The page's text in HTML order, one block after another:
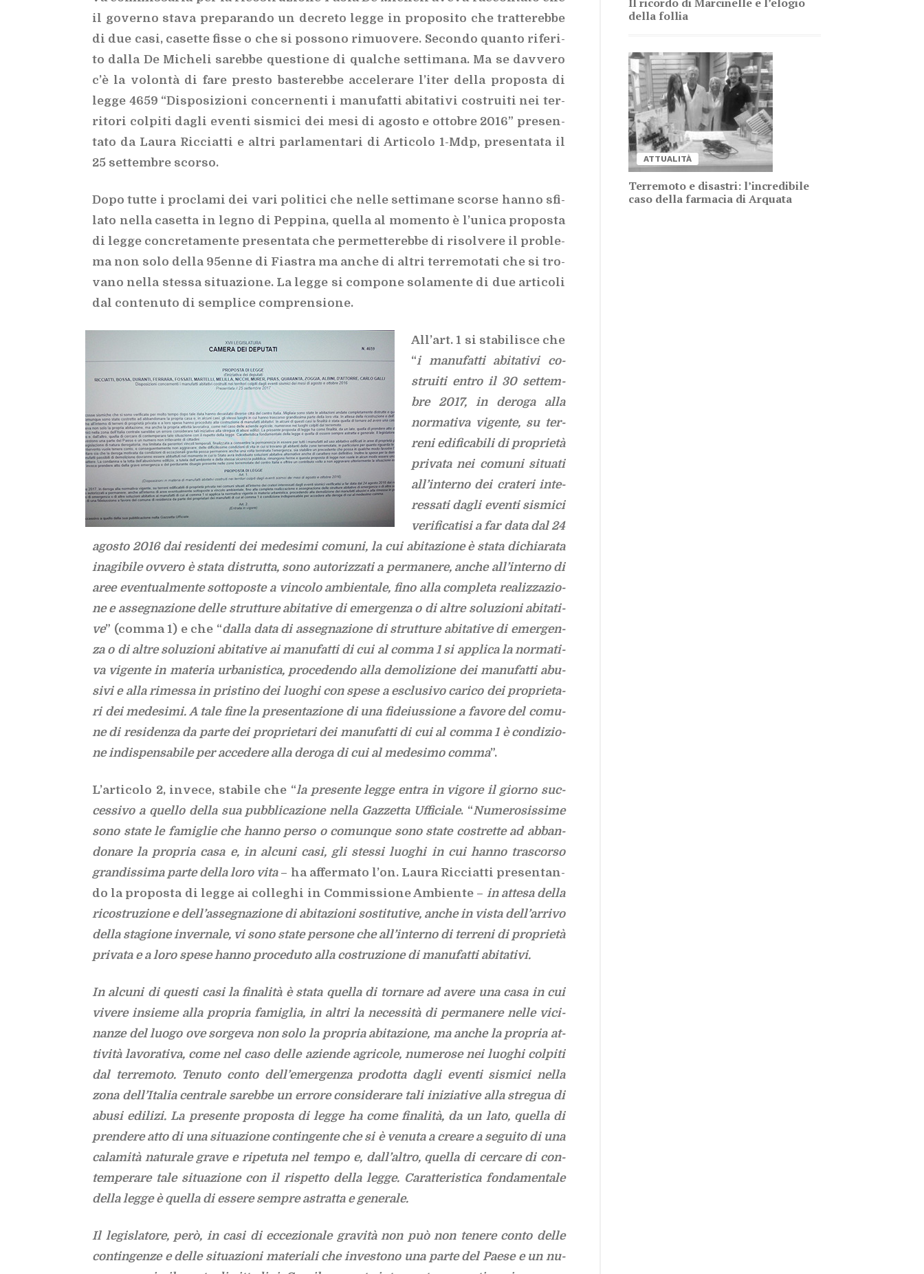
il go­ver­no sta­va pre­pa­ran­do un de­cre­to leg­ge in pro­po­si­to che trat­te­reb­be
di due casi, ca­set­te fis­se o che si pos­so­no ri­muo­ve­re. Se­con­do quan­to ri­fe­ri­
to dal­la De Mi­che­li sa­reb­be que­stio­ne di qual­che set­ti­ma­na. Ma se dav­ve­ro
c’è la vo­lon­tà di fare pre­sto ba­ste­reb­be ac­ce­le­ra­re l’i­ter del­la pro­po­sta di
leg­ge 4659 “Di­spo­si­zio­ni con­cer­nen­ti i ma­nu­fat­ti abi­ta­ti­vi co­strui­ti nei ter­
ri­to­ri col­pi­ti da­gli even­ti si­smi­ci dei mesi di ago­sto e ot­to­bre 2016” pre­sen­
ta­to da Lau­ra Ric­ciat­ti e al­tri par­la­men­ta­ri di Ar­ti­co­lo 1-Mdp, pre­sen­ta­ta il
25 set­tem­bre scor­so.
Dopo tut­te i pro­cla­mi dei vari po­li­ti­ci che nel­le set­ti­ma­ne scor­se han­no sfi­
la­to nel­la ca­set­ta in le­gno di Pep­pi­na, quel­la al mo­men­to è l’u­ni­ca pro­po­sta
di leg­ge con­cre­ta­men­te pre­sen­ta­ta che per­met­te­reb­be di ri­sol­ve­re il pro­ble­
ma non solo del­la 95en­ne di Fia­stra ma an­che di al­tri ter­re­mo­ta­ti che si tro­
va­no nel­la stes­sa si­tua­zio­ne. La leg­ge si com­po­ne so­la­men­te di due ar­ti­co­li
dal con­te­nu­to di sem­pli­ce com­pren­sio­ne.
Al­l’art. 1 si sta­bi­li­sce che
“i ma­nu­fat­ti abi­ta­ti­vi co­
strui­ti en­tro il 30 set­tem­
bre 2017, in de­ro­ga alla
nor­ma­ti­va vi­gen­te, su ter­
re­ni edi­fi­ca­bi­li di pro­prie­tà
pri­va­ta nei co­mu­ni si­tua­ti
al­l’in­ter­no dei cra­te­ri in­te­
res­sa­ti da­gli even­ti si­smi­ci
ve­ri­fi­ca­ti­si a far data dal 24
ago­sto 2016 dai re­si­den­ti dei me­de­si­mi co­mu­ni, la cui abi­ta­zio­ne è sta­ta di­chia­ra­ta
ina­gi­bi­le ov­ve­ro è sta­ta di­strut­ta, sono au­to­riz­za­ti a per­ma­ne­re, an­che al­l’in­ter­no di
aree even­tual­men­te sot­to­po­ste a vin­co­lo am­bien­ta­le, fino alla com­ple­ta rea­liz­za­zio­
ne e as­se­gna­zio­ne del­le strut­tu­re abi­ta­ti­ve di emer­gen­za o di al­tre so­lu­zio­ni abi­ta­ti­
ve” (com­ma 1) e che “dal­la data di as­se­gna­zio­ne di strut­tu­re abi­ta­ti­ve di emer­gen­
za o di al­tre so­lu­zio­ni abi­ta­ti­ve ai ma­nu­fat­ti di cui al com­ma 1 si ap­pli­ca la nor­ma­ti­
va vi­gen­te in ma­te­ria ur­ba­ni­sti­ca, pro­ce­den­do alla de­mo­li­zio­ne dei ma­nu­fat­ti abu­
si­vi e alla ri­mes­sa in pri­sti­no dei luo­ghi con spe­se a esclu­si­vo ca­ri­co dei pro­prie­ta­
ri dei me­de­si­mi. A tale fine la pre­sen­ta­zio­ne di una fi­de­ius­sio­ne a fa­vo­re del co­mu­
ne di re­si­den­za da par­te dei pro­prie­ta­ri dei ma­nu­fat­ti di cui al com­ma 1 è con­di­zio­
ne in­di­spen­sa­bi­le per ac­ce­de­re alla de­ro­ga di cui al me­de­si­mo com­ma”.
L’ar­ti­co­lo 2, in­ve­ce, sta­bi­le che “la pre­sen­te leg­ge en­tra in vi­go­re il gior­no suc­
ces­si­vo a quel­lo del­la sua pub­bli­ca­zio­ne nel­la Gaz­zet­ta Uf­fi­cia­le. “Nu­me­ro­sis­si­me
sono sta­te le fa­mi­glie che han­no per­so o co­mun­que sono sta­te co­stret­te ad ab­ban­
do­na­re la pro­pria casa e, in al­cu­ni casi, gli stes­si luo­ghi in cui han­no tra­scor­so
gran­dis­si­ma par­te del­la loro vita– ha af­fer­ma­to l’on. Lau­ra Ric­ciat­ti pre­sen­tan­
do la pro­po­sta di leg­ge ai col­le­ghi in Com­mis­sio­ne Am­bien­te – in at­te­sa del­la
ri­co­stru­zio­ne e del­l’as­se­gna­zio­ne di abi­ta­zio­ni so­sti­tu­ti­ve, an­che in vi­sta del­l’ar­ri­vo
del­la sta­gio­ne in­ver­na­le, vi sono sta­te per­so­ne che al­l’in­ter­no di ter­re­ni di pro­prie­tà
pri­va­ta e a loro spe­se han­no pro­ce­du­to alla co­stru­zio­ne di ma­nu­fat­ti abi­ta­ti­vi.
In al­cu­ni di que­sti casi la fi­na­li­tà è sta­ta quel­la di tor­na­re ad ave­re una casa in cui
vi­ve­re in­sie­me alla pro­pria fa­mi­glia, in al­tri la ne­ces­si­tà di per­ma­ne­re nel­le vi­ci­
nan­ze del luo­go ove sor­ge­va non solo la pro­pria abi­ta­zio­ne, ma an­che la pro­pria at­
ti­vi­tà la­vo­ra­ti­va, come nel caso del­le azien­de agri­co­le, nu­me­ro­se nei luo­ghi col­pi­ti
dal ter­re­mo­to. Te­nu­to con­to del­l’e­mer­gen­za pro­dot­ta da­gli even­ti si­smi­ci nel­la
zona del­l’I­ta­lia cen­tra­le sa­reb­be un er­ro­re con­si­de­ra­re tali ini­zia­ti­ve alla stre­gua di
abu­si edi­li­zi. La pre­sen­te pro­po­sta di leg­ge ha come fi­na­li­tà, da un lato, quel­la di
pren­de­re atto di una si­tua­zio­ne con­tin­gen­te che si è ve­nu­ta a crea­re a se­gui­to di una
ca­la­mi­tà na­tu­ra­le gra­ve e ri­pe­tu­ta nel tem­po e, dal­l’al­tro, quel­la di cer­ca­re di con­
tem­pe­ra­re tale si­tua­zio­ne con il ri­spet­to del­la leg­ge. Ca­rat­te­ri­sti­ca fon­da­men­ta­le
del­la leg­ge è quel­la di es­se­re sem­pre astrat­ta e ge­ne­ra­le.
Il le­gi­sla­to­re, però, in casi di ec­ce­zio­na­le gra­vi­tà non può non te­ne­re con­to del­le
con­tin­gen­ze e del­le si­tua­zio­ni ma­te­ria­li che in­ve­sto­no una par­te del Pae­se e un nu­
del­la fol­lia
AT­TUA­LI­TÀ
Ter­re­mo­to e di­sa­stri: l’in­cre­di­bi­le
caso del­la far­ma­cia di Ar­qua­ta